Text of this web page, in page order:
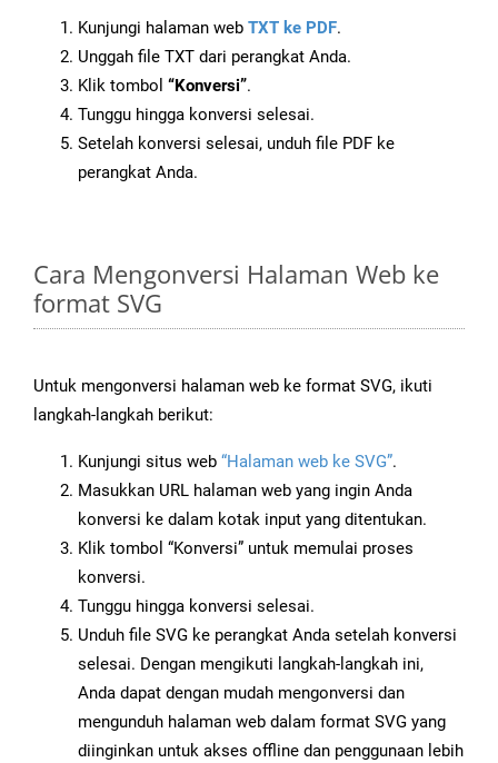
Kunjungi halaman web TXT ke PDF.
Unggah file TXT dari perangkat Anda.
Klik tombol “Konversi”.
Tunggu hingga konversi selesai.
Setelah konversi selesai, unduh file PDF ke
perangkat Anda.
Cara Mengonversi Halaman Web ke
format SVG
Untuk mengonversi halaman web ke format SVG, ikuti
langkah-langkah berikut:
Kunjungi situs web “Halaman web ke SVG”.
Masukkan URL halaman web yang ingin Anda
konversi ke dalam kotak input yang ditentukan.
Klik tombol “Konversi” untuk memulai proses
konversi.
Tunggu hingga konversi selesai.
Unduh file SVG ke perangkat Anda setelah konversi
selesai. Dengan mengikuti langkah-langkah ini,
Anda dapat dengan mudah mengonversi dan
mengunduh halaman web dalam format SVG yang
diinginkan untuk akses offline dan penggunaan lebih